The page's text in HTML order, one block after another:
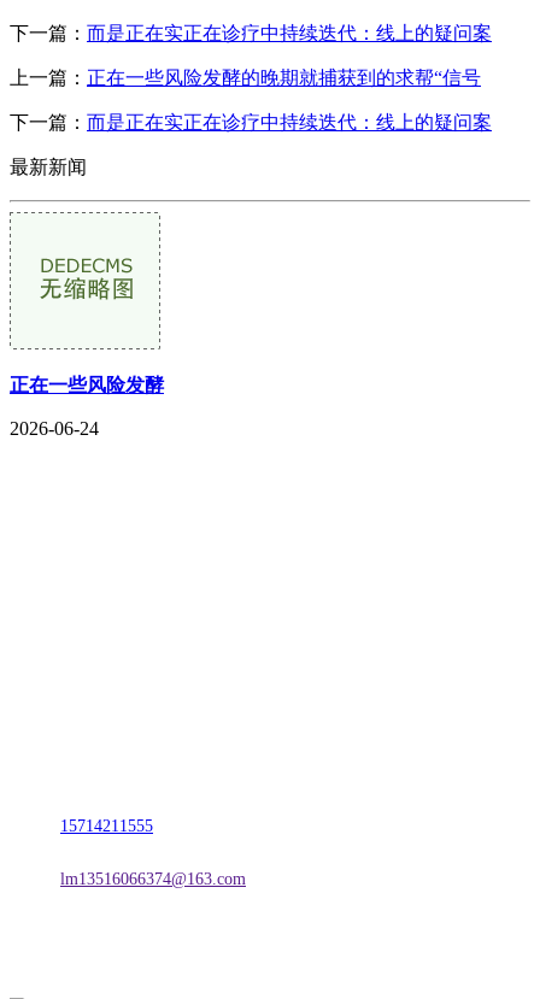
下一篇： 而是正在实正在诊疗中持续迭代：线上的疑问案
上一篇： 正在一些风险发酵的晚期就捕获到的求帮“信号
下一篇： 而是正在实正在诊疗中持续迭代：线上的疑问案
最新新闻
正在一些风险发酵
2026-06-24
15714211555
lm13516066374@163.com